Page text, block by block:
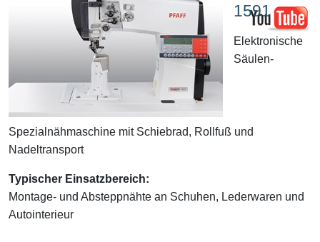
1591
Elektronische
Säulen-
Spezialnähmaschine mit Schiebrad, Rollfuß und
Nadeltransport
Typischer Einsatzbereich:
Montage- und Absteppnähte an Schuhen, Lederwaren und
Autointerieur